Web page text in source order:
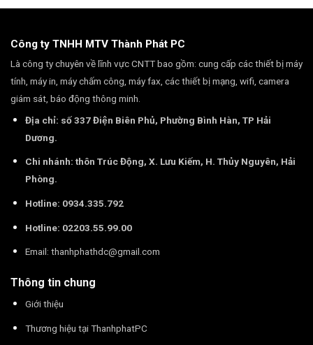
Công ty TNHH MTV Thành Phát PC
Là công ty chuyên về lĩnh vực CNTT bao gồm: cung cấp các thiết bị máy
tính, máy in, máy chấm công, máy fax, các thiết bị mạng, wifi, camera
giám sát, báo động thông minh.
Địa chỉ: số 337 Điện Biên Phủ, Phường Bình Hàn, TP Hải
Dương.
Chi nhánh: thôn Trúc Động, X. Lưu Kiếm, H. Thủy Nguyên, Hải
Phòng.
Hotline: 0934.335.792
Hotline: 02203.55.99.00
Email: thanhphathdc@gmail.com
Thông tin chung
Giới thiệu
Thương hiệu tại ThanhphatPC